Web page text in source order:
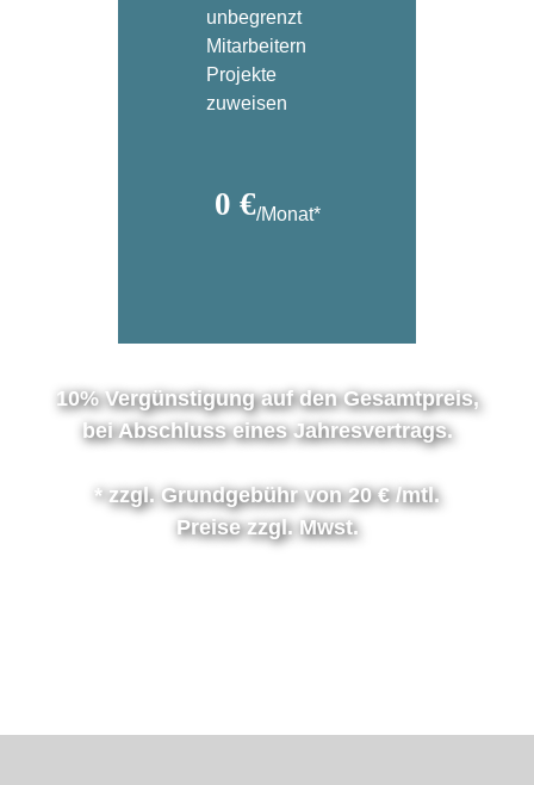
unbegrenzt
Mitarbeitern
Projekte
zuweisen
0 €/Monat*